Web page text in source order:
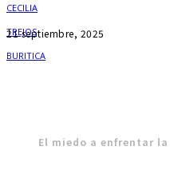
21 septiembre, 2025
El miedo a enfrentar